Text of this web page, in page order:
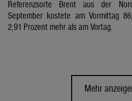
Referenzsorte Brent aus der
September kostete am Vormittag
2,91 Prozent mehr als am Vortag.
Mehr